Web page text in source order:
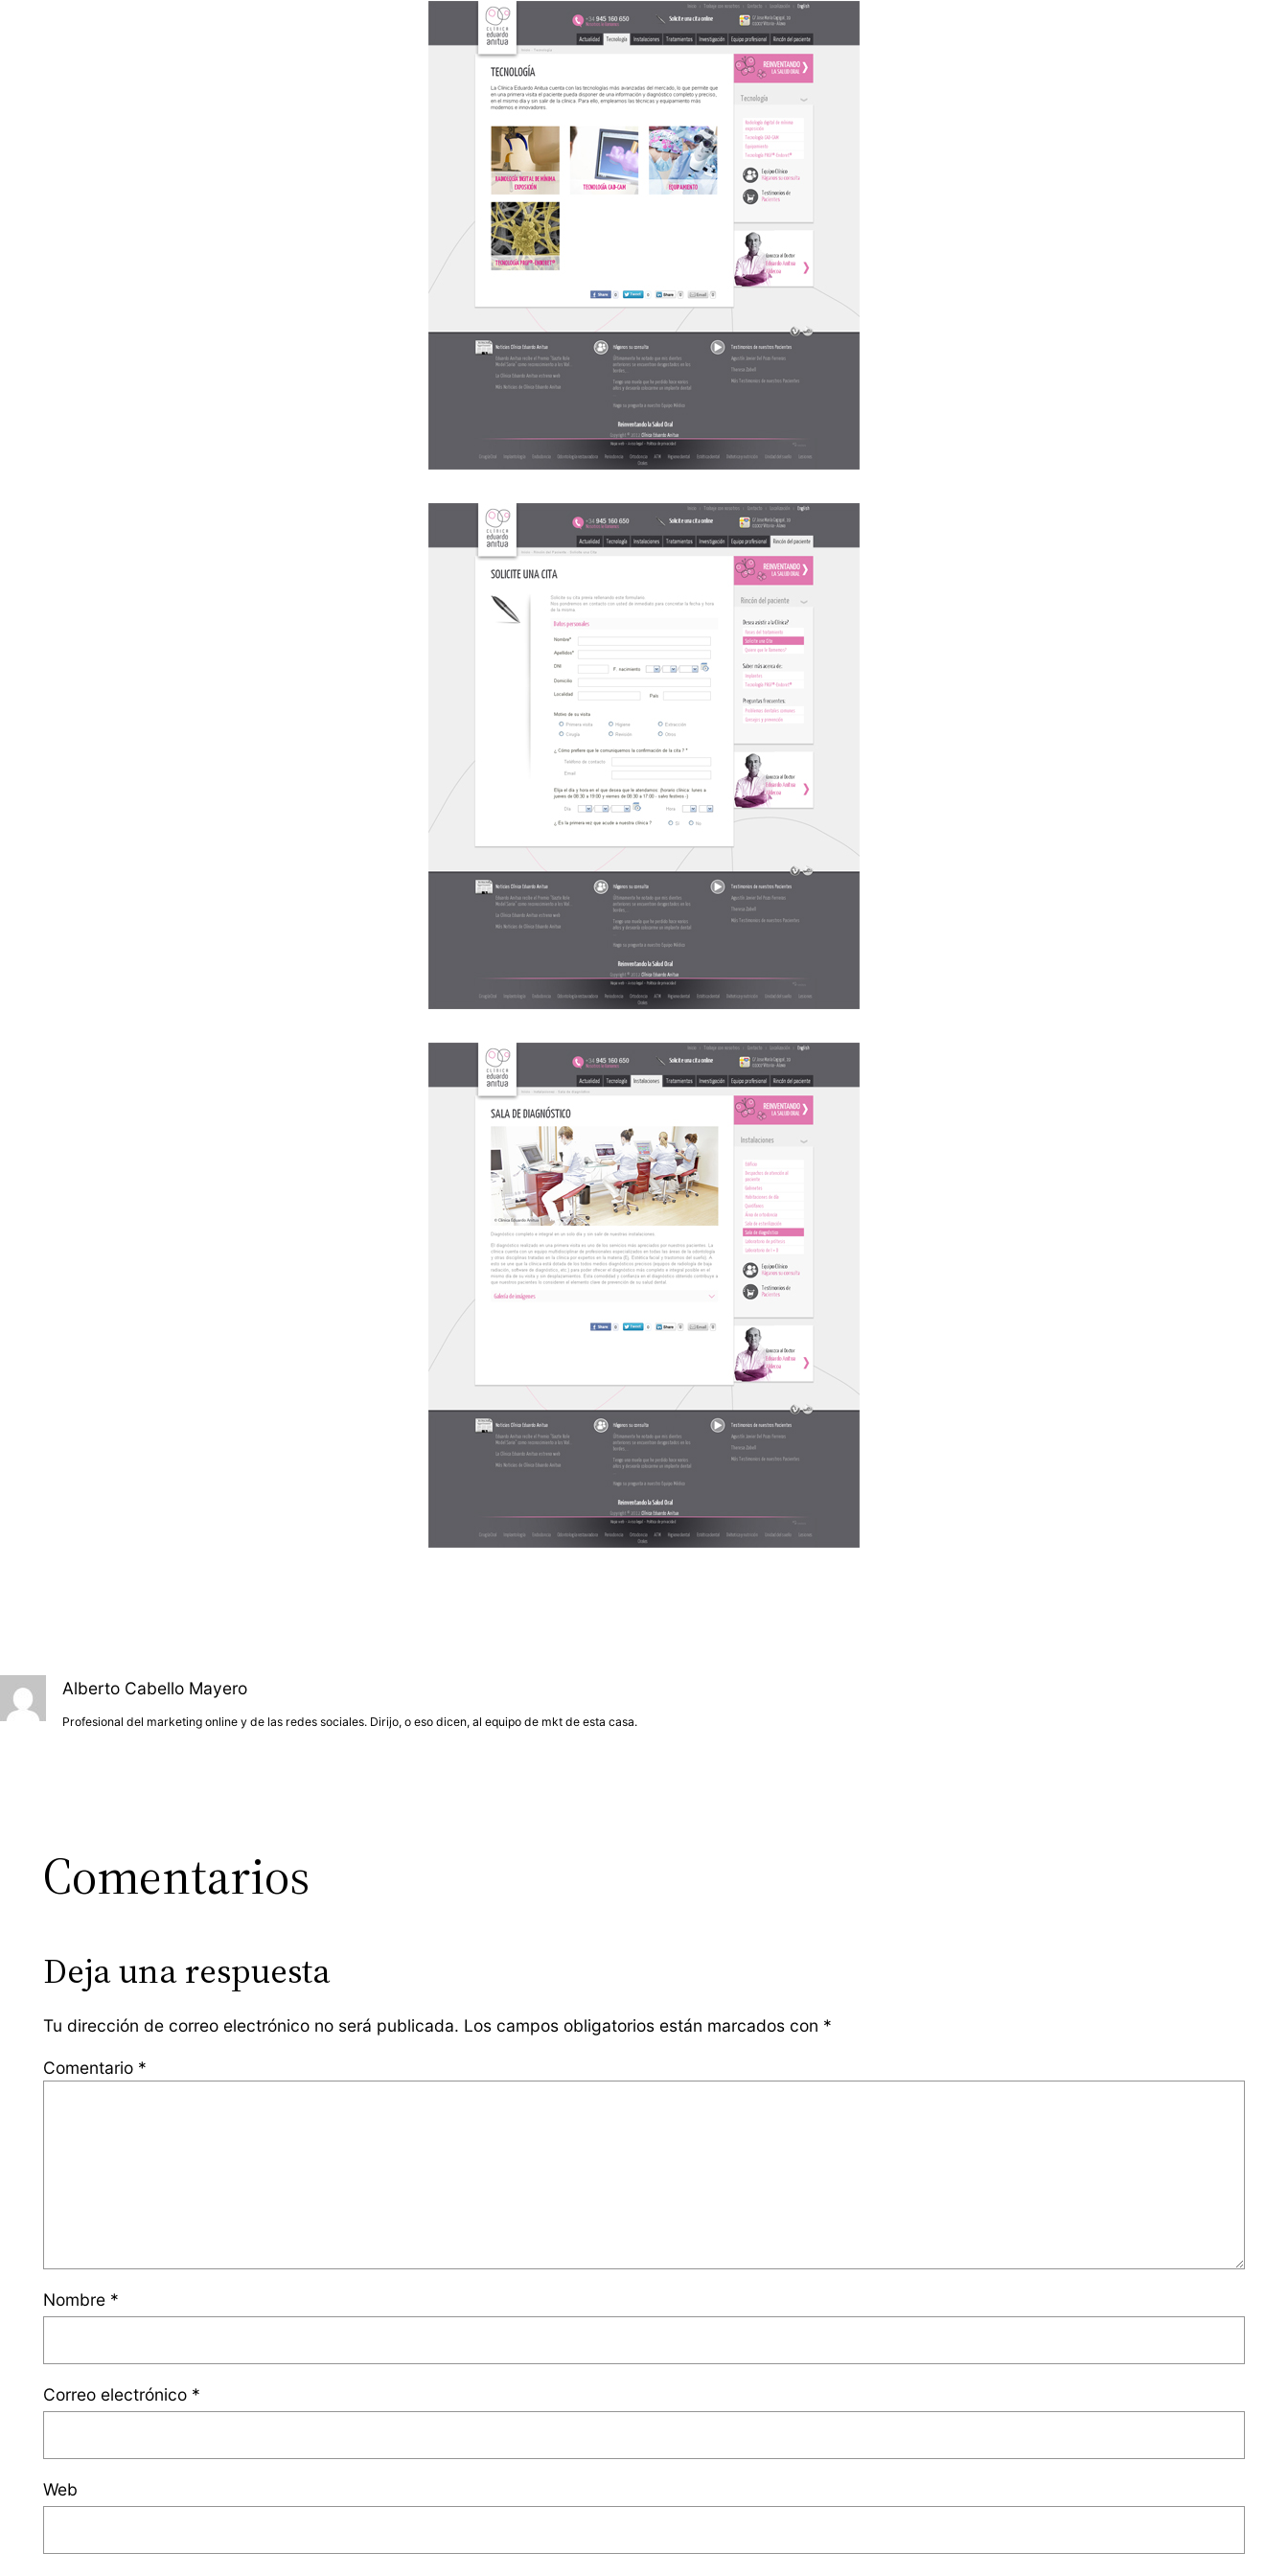
Alberto Cabello Mayero
Profesional del marketing online y de las redes sociales. Dirijo, o eso dicen, al equipo de mkt de esta casa.
Comentarios
Deja una respuesta
Tu dirección de correo electrónico no será publicada. Los campos obligatorios están marcados con *
Comentario *
Nombre *
Correo electrónico *
Web